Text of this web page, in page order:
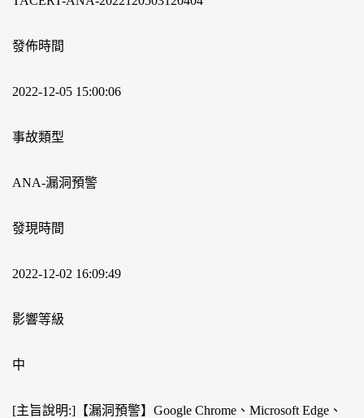
發佈時間
2022-12-05 15:00:06
事故類型
ANA-漏洞預警
發現時間
2022-12-02 16:09:49
影響等級
中
[主旨說明:]【漏洞預警】Google Chrome、Microsoft Edge、